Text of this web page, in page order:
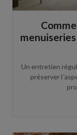
Un entretien
préserver